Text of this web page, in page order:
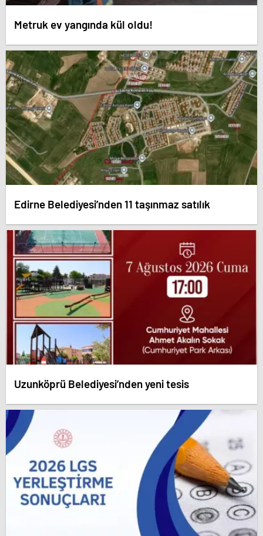
Metruk ev yangında kül oldu!
Edirne Belediyesi’nden 11 taşınmaz satılık
Uzunköprü Belediyesi’nden yeni tesis